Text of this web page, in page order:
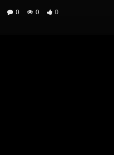
0 0 0